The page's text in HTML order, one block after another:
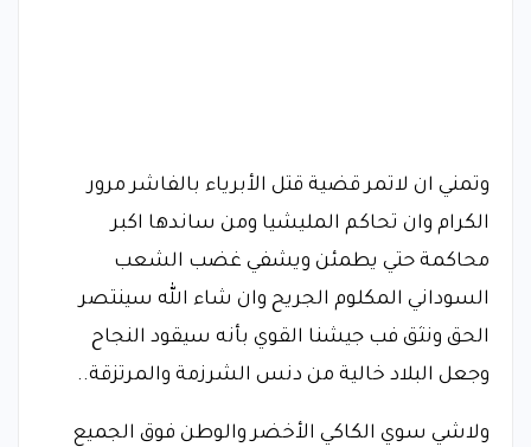
وتمني ان لاتمر قضية قتل الأبرياء بالفاشر مرور
الكرام وان تحاكم المليشيا ومن ساندها اكبر
محاكمة حتي يطمئن ويشفي غضب الشعب
السوداني المكلوم الجريح وان شاء الله سينتصر
الحق ونثق فب جيشنا القوي بأنه سيقود النجاح
وجعل البلاد خالية من دنس الشرزمة والمرتزقة..
ولاشي سوي الكاكي الأخضر والوطن فوق الجميع